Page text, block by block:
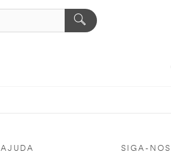
AJUDA SIGA-NOS